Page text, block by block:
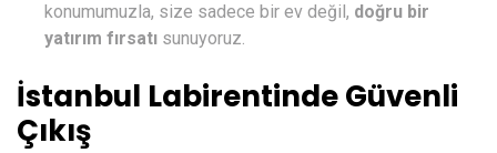
konumumuzla, size sadece bir ev değil, doğru bir
yatırım fırsatı sunuyoruz.
İstanbul Labirentinde Güvenli
Çıkış